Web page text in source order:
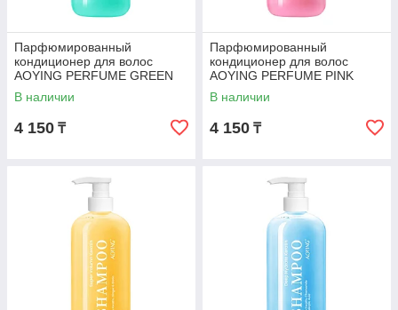
Парфюмированный
кондиционер для волос
AOYING PERFUME GREEN
Совершенное очищение с
кератином, 500 мл
В наличии
4 150 ₸
Парфюмированный
кондиционер для волос
AOYING PERFUME PINK
Ультра восстановление с
кератином, 500 мл
В наличии
4 150 ₸